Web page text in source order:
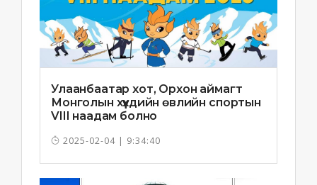
Улаанбаатар хот, Орхон аймагт
Монголын хүүхдийн өвлийн спортын
VIII наадам болно
2025-02-04 | 9:34:40